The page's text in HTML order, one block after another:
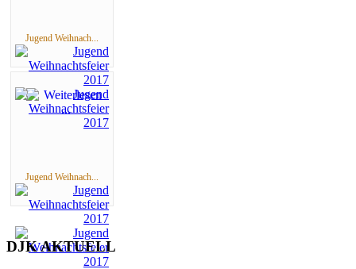
Jugend Weihnach...
Jugend Weihnach...
DJK AKTUELL